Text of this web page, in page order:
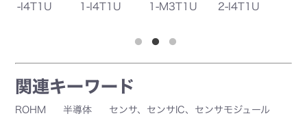
1-I4T1U
1-M3T1U
2-I4T1U
関連キーワード
ROHM 半導体
センサ、センサIC、センサモジュール